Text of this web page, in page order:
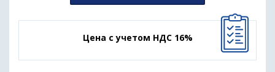
Цена с учетом НДС 16%